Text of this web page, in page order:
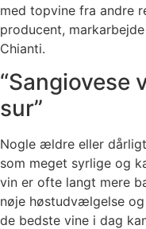
med topvine fra andre
producent,
Chianti.
“Sangiovese
sur”
Nogle ældre eller
som meget syrlige og
vin er ofte langt mere
nøje høstudvælgelse
de bedste vine i dag